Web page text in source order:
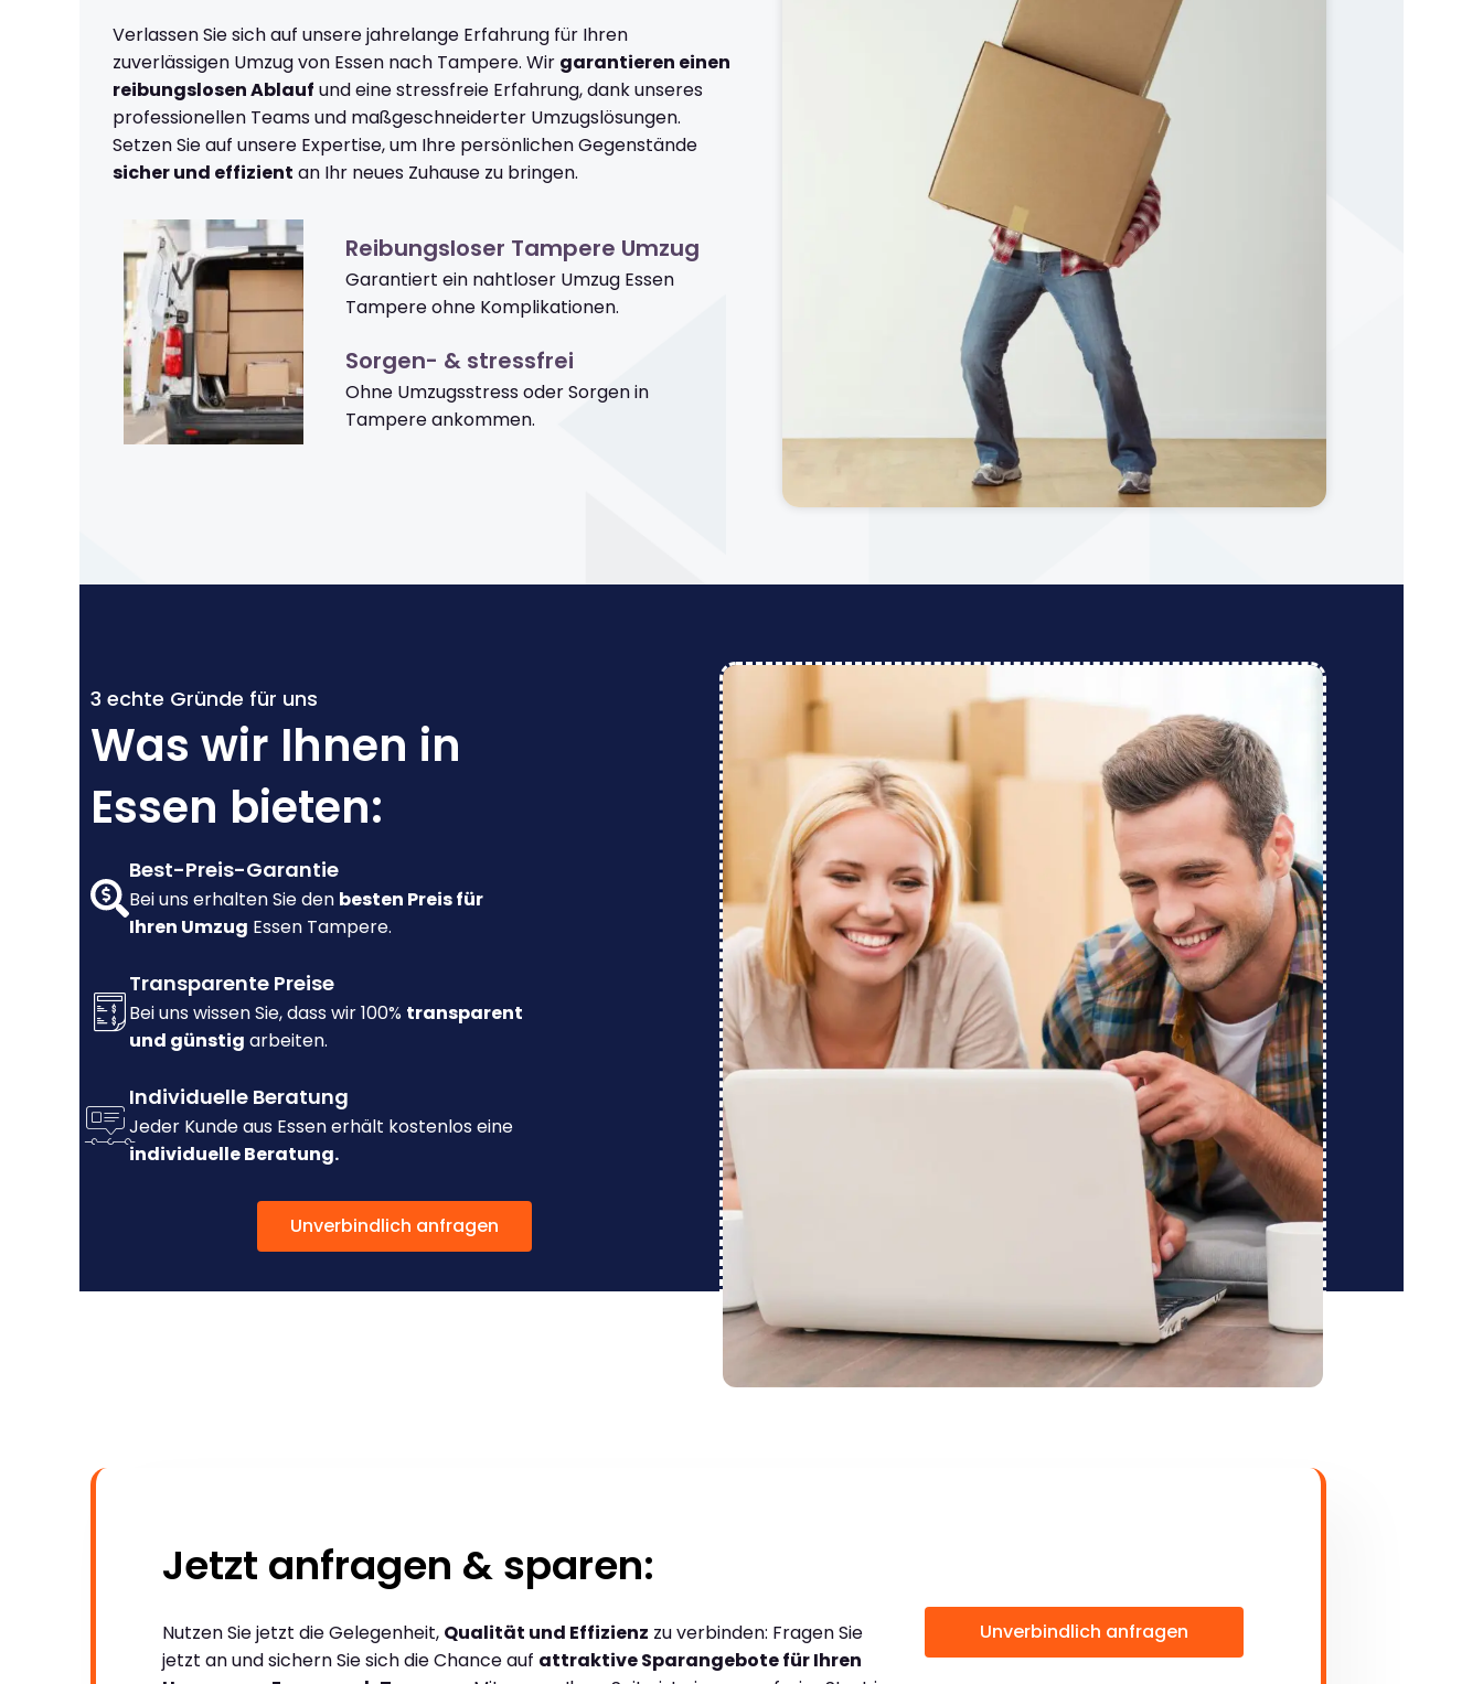
Verlassen Sie sich auf unsere jahrelange Erfahrung für Ihren
zuverlässigen Umzug von Essen nach Tampere. Wir garantieren einen
reibungslosen Ablauf und eine stressfreie Erfahrung, dank unseres
professionellen Teams und maßgeschneiderter Umzugslösungen.
Setzen Sie auf unsere Expertise, um Ihre persönlichen Gegenstände
sicher und effizient an Ihr neues Zuhause zu bringen.
Reibungsloser Tampere Umzug
Garantiert ein nahtloser Umzug Essen
Tampere ohne Komplikationen.
Sorgen- & stressfrei
Ohne Umzugsstress oder Sorgen in
Tampere ankommen.
3 echte Gründe für uns
Was wir Ihnen in
Essen bieten:
Best-Preis-Garantie
Bei uns erhalten Sie den besten Preis für
Ihren Umzug Essen Tampere.
Transparente Preise
Bei uns wissen Sie, dass wir 100% transparent
und günstig arbeiten.
Individuelle Beratung
Jeder Kunde aus Essen erhält kostenlos eine
individuelle Beratung.
Unverbindlich anfragen
Jetzt anfragen & sparen:
Nutzen Sie jetzt die Gelegenheit, Qualität und Effizienz zu verbinden: Fragen Sie
jetzt an und sichern Sie sich die Chance auf attraktive Sparangebote für Ihren
Unverbindlich anfragen